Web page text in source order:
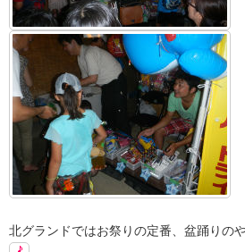
北グランドではお祭りの定番、盆踊りの